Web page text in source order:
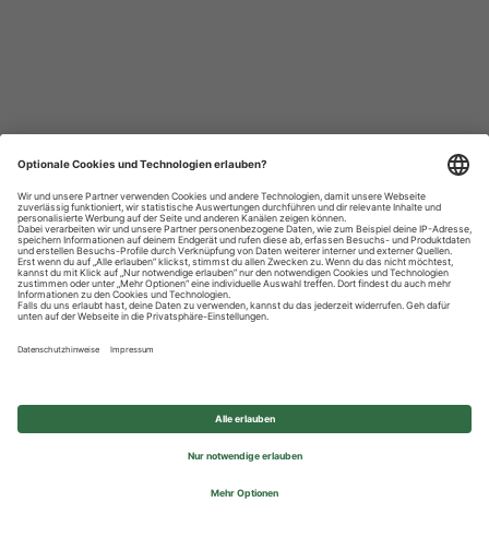
Datenschutzhinweise
Impressum
Privatsphäre-Einstellungen
© 2026 REWE Group - All rights reserved